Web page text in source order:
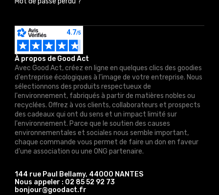
À propos de Good Act
Avec Good Act, créez en ligne en quelques clics des goodies
d'entreprise écologiques à l'image de votre entreprise. Nous
sélectionnons des produits respectueux de
l'environnement, fabriqués à partir de matières nobles ou
recyclées. Offrez à vos clients, collaborateurs et prospects
des cadeaux qui ont du sens et un impact limité sur
l'environnement. Parce que le soutien des causes
environnementales et sociales nous semble important,
chaque commande vous permet de faire un don en faveur
d'une association ou une ONG partenaire.
144 rue Paul Bellamy, 44000 NANTES
Nous appeler : 02 85 52 92 73
bonjour@goodact.fr